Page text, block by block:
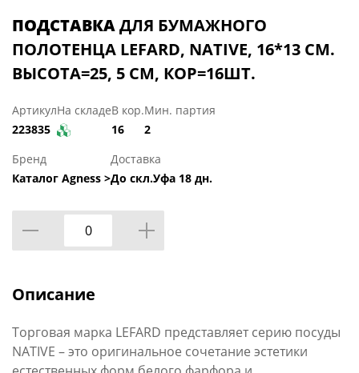
ПОДСТАВКАДЛЯ БУМАЖНОГО
ПОЛОТЕНЦА LEFARD, NATIVE, 16*13 СМ.
ВЫСОТА=25, 5 СМ, КОР=16ШТ.
Артикул
223835
На складеВ кор.
16
Мин. партия
2
Бренд
Каталог Agness >
Доставка
До скл.Уфа 18 дн.
Описание
Торговая марка LEFARD представляет серию посуды
NATIVE – это оригинальное сочетание эстетики